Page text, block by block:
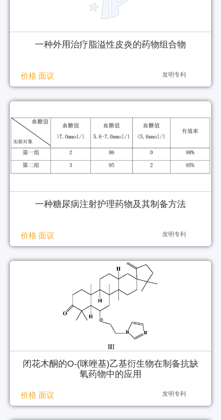
一种外用治疗脂溢性皮炎的药物组合物
价格 面议 发明专利
一种糖尿病注射护理药物及其制备方法
价格 面议 发明专利
闭花木酮的O-(咪唑基)乙基衍生物在制备抗缺
氧药物中的应用
价格 面议 发明专利